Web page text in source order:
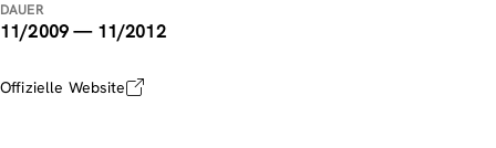
DAUER
11/2009 — 11/2012
Offizielle Website